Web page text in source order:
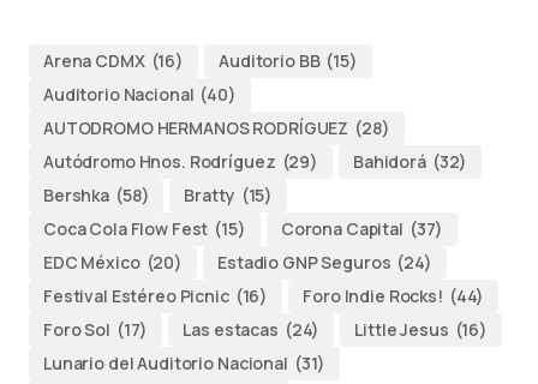
Arena CDMX (16) Auditorio BB (15)
Auditorio Nacional (40)
AUTODROMO HERMANOS RODRÍGUEZ (28)
Autódromo Hnos. Rodríguez (29) Bahidorá (32)
Bershka (58) Bratty (15)
Coca Cola Flow Fest (15) Corona Capital (37)
EDC México (20) Estadio GNP Seguros (24)
Festival Estéreo Picnic (16) Foro Indie Rocks! (44)
Foro Sol (17) Las estacas (24) Little Jesus (16)
Lunario del Auditorio Nacional (31)